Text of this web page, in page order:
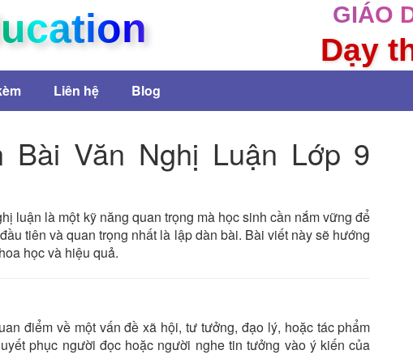
GIÁO
Dạy
Liên hệ Blog
Bài Văn Nghị Luận Lớp 9
luận là một kỹ năng quan trọng mà học sinh cần nắm vững để
tiên và quan trọng nhất là lập dàn bài. Bài viết này sẽ hướng
học và hiệu quả.
điểm về một vấn đề xã hội, tư tưởng, đạo lý, hoặc tác phẩm
phục người đọc hoặc người nghe tin tưởng vào ý kiến của